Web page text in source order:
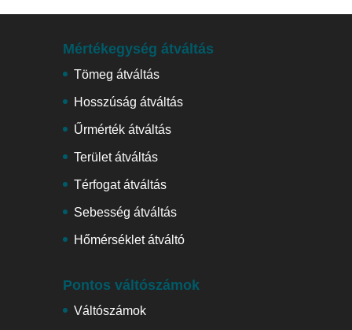
Mértékegység átváltás
Tömeg átváltás
Hosszúság átváltás
Űrmérték átváltás
Terület átváltás
Térfogat átváltás
Sebesség átváltás
Hőmérséklet átváltó
Pontos váltószámok
Váltószámok